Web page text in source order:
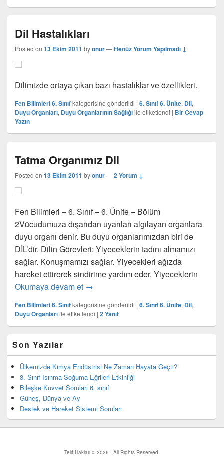
Dil Hastalıkları
Posted on 13 Ekim 2011 byonur—Henüz Yorum Yapılmadı ↓
Dilimizde ortaya çıkan bazı hastalıklar ve özellikleri.
Fen Bilimleri 6. Sınıfkategorisine gönderildi | 6. Sınıf 6. Ünite, Dil,
Duyu Organları, Duyu Organlarının Sağlığıile etiketlendi | Bir Cevap
Yazın
Tatma Organımız Dil
Posted on 13 Ekim 2011 byonur—2 Yorum ↓
Fen Bilimleri – 6. Sınıf – 6. Ünite – Bölüm
2Vücudumuza dışarıdan uyarıları algılayan organlara
duyu organı denir. Bu duyu organlarımızdan biri de
DİL’dir. Dilin Görevleri: Yiyeceklerin tadını almamızı
sağlar. Konuşmamızı sağlar. Yiyecekleri ağızda
hareket ettirerek sindirime yardım eder. Yiyeceklerin
Okumaya devam et Tatma Organımız Dil
→
Fen Bilimleri 6. Sınıfkategorisine gönderildi | 6. Sınıf 6. Ünite, Dil,
Duyu Organlarıile etiketlendi | 2Yanıt
yan
bar
eklenti
bölgesi
Son Yazılar
Ülkemizde Kimya Endüstrisi Ne Zaman Hayata Geçti?
8. Sınıf Isınma Soğuma Eğrileri Etkinliği
Bileşke Kuvvet Soruları 6. sınıf
Güneş, Dünya ve Ay
Destek ve Hareket Sistemi Soruları
Telif Hakları © 2026 . All Rights Reserved.